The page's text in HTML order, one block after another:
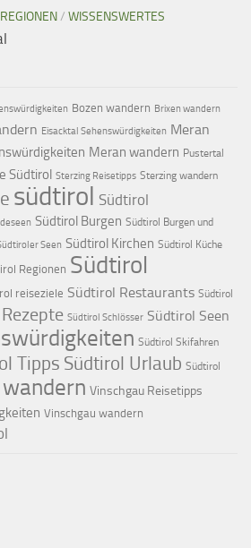
/ WISSENSWERTES
Bozen wandern Brixen wandern
Eisacktal Sehenswürdigkeiten Meran
Meran wandern Pustertal
Südtirol Sterzing Reisetipps Sterzing wandern
südtirol Südtirol
Südtirol Burgen Südtirol Burgen und
Seen Südtirol Kirchen Südtirol Küche
Regionen Südtirol
reiseziele Südtirol Restaurants Südtirol
Südtirol Schlösser Südtirol Seen
Südtirol Skifahren
Tipps Südtirol Urlaub Südtirol
Vinschgau Reisetipps
Vinschgau wandern